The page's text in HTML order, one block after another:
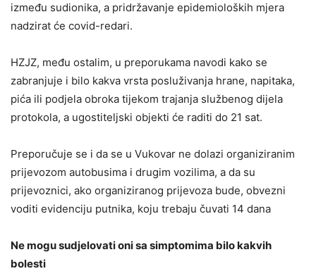
između sudionika, a pridržavanje epidemioloških mjera
nadzirat će covid-redari.
HZJZ, među ostalim, u preporukama navodi kako se
zabranjuje i bilo kakva vrsta posluživanja hrane, napitaka,
pića ili podjela obroka tijekom trajanja službenog dijela
protokola, a ugostiteljski objekti će raditi do 21 sat.
Preporučuje se i da se u Vukovar ne dolazi organiziranim
prijevozom autobusima i drugim vozilima, a da su
prijevoznici, ako organiziranog prijevoza bude, obvezni
voditi evidenciju putnika, koju trebaju čuvati 14 dana
Ne mogu sudjelovati oni sa simptomima bilo kakvih
bolesti